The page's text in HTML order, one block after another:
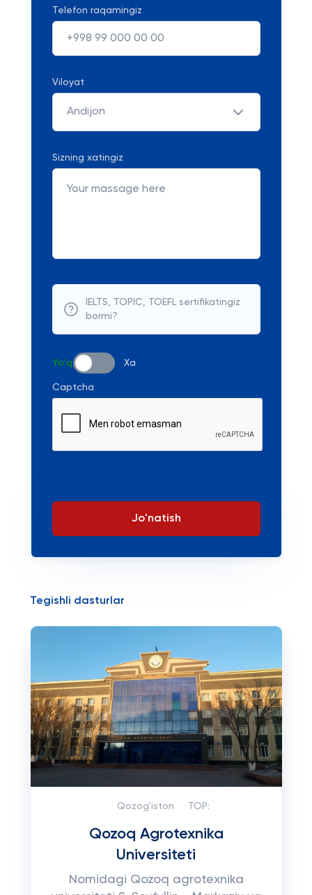
Telefon raqamingiz
Viloyat
Andijon
Sizning xatingiz
IELTS, TOPIC, TOEFL sertifikatingiz
bormi?
Yo'q Xa
Captcha
Jo'natish
Tegishli dasturlar
Qozog'iston TOP:
Qozoq Agrotexnika
Universiteti
Nomidagi Qozoq agrotexnika